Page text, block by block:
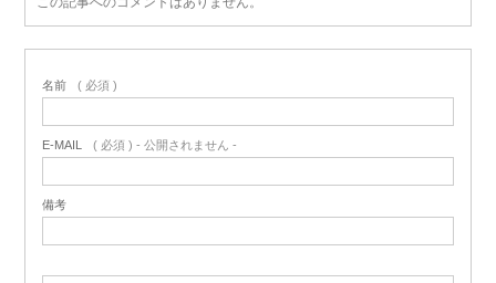
名前 ( 必須 )
E-MAIL ( 必須 ) - 公開されません -
備考